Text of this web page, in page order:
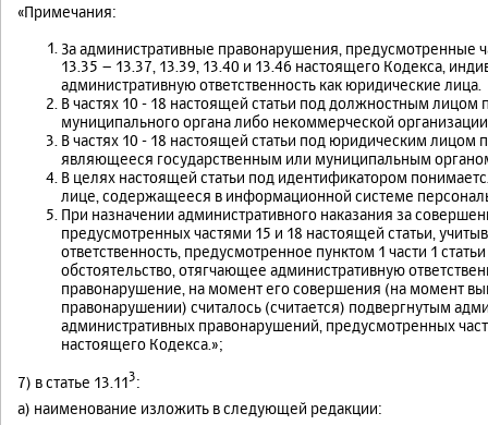
«Примечания:
За административные правонарушения, предусмотренные
13.35 – 13.37, 13.39, 13.40 и 13.46 настоящего Кодекса,
административную ответственность как юридические лица.
В частях 10 - 18 настоящей статьи под должностным
муниципального органа либо некоммерческой
В частях 10 - 18 настоящей статьи под юридическим
являющееся государственным или муниципальным
В целях настоящей статьи под идентификатором
лице, содержащееся в информационной системе
При назначении административного наказания за
предусмотренных частями 15 и 18 настоящей статьи,
ответственность, предусмотренное пунктом 1 части 1
обстоятельство, отягчающее административную
правонарушение, на момент его совершения (на момент
правонарушении) считалось (считается) подвергнутым
административных правонарушений, предусмотренных
настоящего Кодекса.»;
7) в статье 13.113:
а) наименование изложить в следующей редакции: